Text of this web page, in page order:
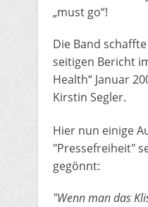
„must go“!
Die Band
seitigen Bericht
Health“ Januar
Kirstin Segler.
Hier nun einige
"Pressefreiheit"
gegönnt:
​"Wenn man das